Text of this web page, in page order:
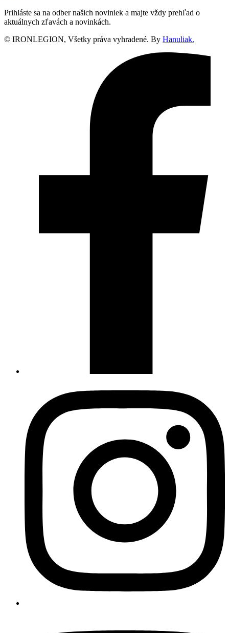
Prihláste sa na odber našich noviniek a majte vždy prehľad o
aktuálnych zľavách a novinkách.
© IRONLEGION, Všetky práva vyhradené. By Hanuliak.